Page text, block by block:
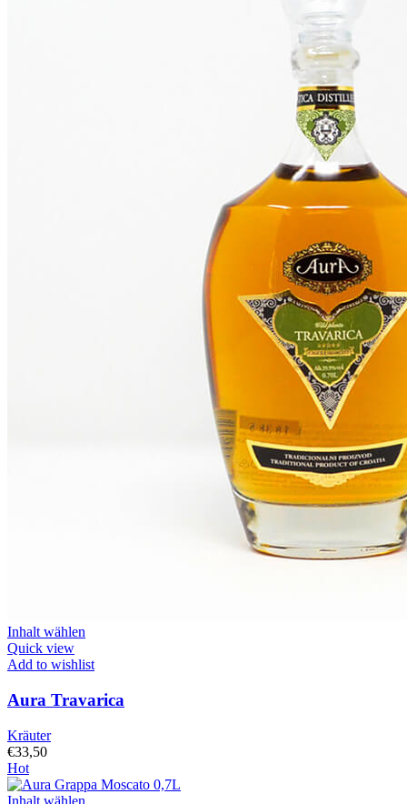
Inhalt wählen
Quick view
Add to wishlist
Aura Travarica
Kräuter
€33,50
Hot
Inhalt wählen